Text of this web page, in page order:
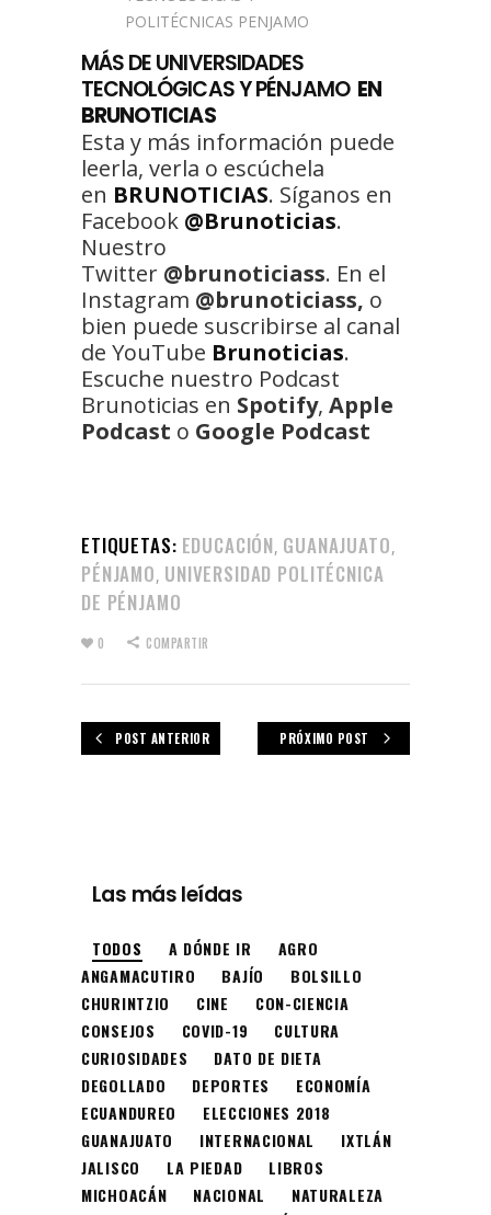
MÁS DE UNIVERSIDADES
TECNOLÓGICAS Y PÉNJAMO EN
BRUNOTICIAS
Esta y más información puede
leerla, verla o escúchela
en BRUNOTICIAS. Síganos en
Facebook @Brunoticias.
Nuestro
Twitter @brunoticiass. En el
Instagram @brunoticiass, o
bien puede suscribirse al canal
de YouTube Brunoticias.
Escuche nuestro Podcast
Brunoticias en Spotify, Apple
Podcast o Google Podcast
ETIQUETAS: EDUCACIÓN, GUANAJUATO,
PÉNJAMO, UNIVERSIDAD POLITÉCNICA
DE PÉNJAMO
0 COMPARTIR
POST ANTERIOR PRÓXIMO POST
Las más leídas
TODOS A DÓNDE IR
AGRO
ANGAMACUTIRO
BAJÍO
BOLSILLO
CHURINTZIO
CINE
CON-CIENCIA
CONSEJOS
COVID-19
CULTURA
CURIOSIDADES
DATO DE DIETA
DEGOLLADO
DEPORTES
ECONOMÍA
ECUANDUREO
ELECCIONES 2018
GUANAJUATO
INTERNACIONAL
IXTLÁN
JALISCO
LA PIEDAD
LIBROS
MICHOACÁN
NACIONAL
NATURALEZA